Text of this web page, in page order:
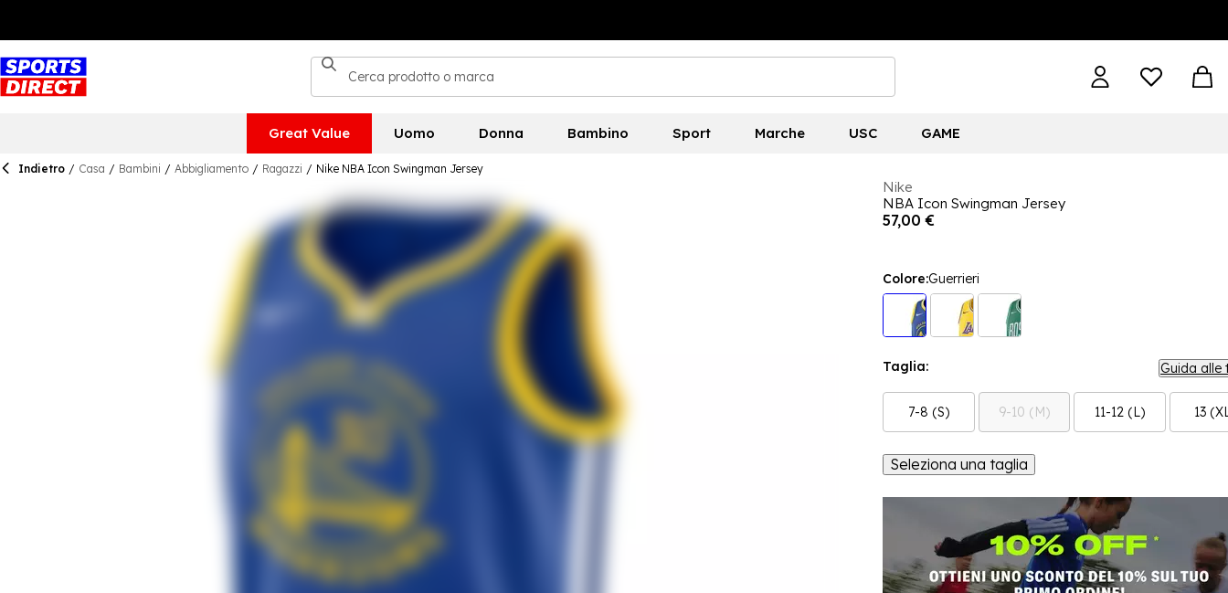
Great Value Uomo Donna Bambino Sport Marche USC GAME
Indietro / Casa / Bambini / Abbigliamento / Ragazzi / Nike NBA Icon Swingman Jersey
Nike
NBA Icon Swingman Jersey
57,00 €
Colore:Guerrieri
Taglia: Guida alle
7-8 (S) 9-10 (M) 11-12 (L) 13
Seleziona una taglia